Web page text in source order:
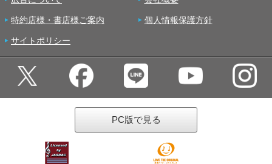
特約店様・書店様ご案内 個人情報保護方針
サイトポリシー
PC版で見る